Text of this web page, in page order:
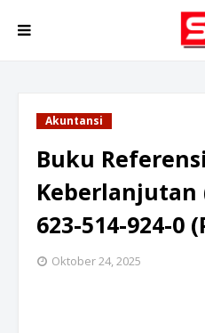
Akuntansi
Buku
Keberlanjutan
623-514-924-0
Oktober 24, 2025